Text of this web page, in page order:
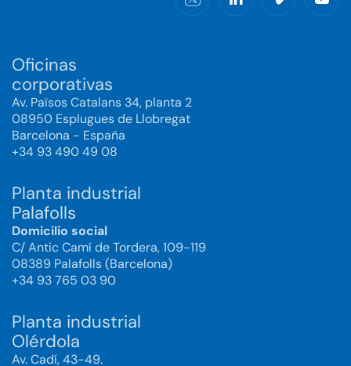
Oficinas
corporativas
Av. Països Catalans 34, planta 2
08950 Esplugues de Llobregat
Barcelona - España
+34 93 490 49 08
Planta industrial
Palafolls
Domicilio social
C/ Antic Camí de Tordera, 109-119
08389 Palafolls (Barcelona)
+34 93 765 03 90
Planta industrial
Olérdola
Av. Cadí, 43-49.